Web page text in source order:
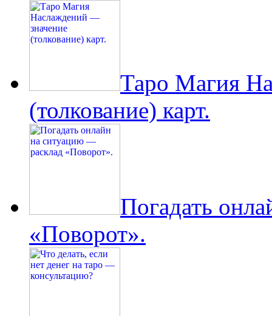
Таро Магия
(толкование) карт.
Погадать
«Поворот».